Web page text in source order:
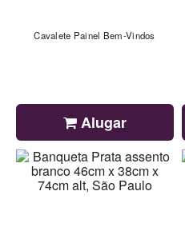
Cavalete Painel Bem-Vindos
Alugar